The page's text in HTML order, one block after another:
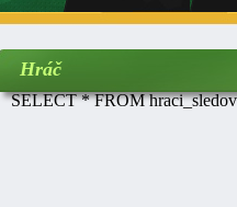
Hráč
SELECT * FROM